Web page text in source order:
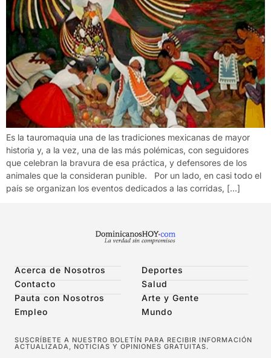
Es la tauromaquia una de las tradiciones mexicanas de mayor
historia y, a la vez, una de las más polémicas, con seguidores
que celebran la bravura de esa práctica, y defensores de los
animales que la consideran punible. Por un lado, en casi todo el
país se organizan los eventos dedicados a las corridas, […]
Acerca de Nosotros
Contacto
Pauta con Nosotros
Empleo
Deportes
Salud
Arte y Gente
Mundo
SUSCRÍBETE A NUESTRO BOLETÍN PARA RECIBIR INFORMACIÓN
ACTUALIZADA, NOTICIAS Y OPINIONES GRATUITAS.